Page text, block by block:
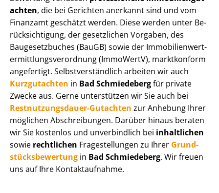
ach­ten, die bei Gerichten anerkannt sind und vom
Finanzamt geschätzt werden. Diese werden unter Be­
rück­sich­ti­gung, der gesetzlichen Vorgaben, des
Baugesetzbuches (BauGB) sowie der Im­mo­bi­li­en­wert­
ermitt­lungs­ver­ord­nung (ImmoWertV), marktkonform
angefertigt. Selbst­ver­ständ­lich arbeiten wir auch
Kurzgutachten in Bad Schmiedebergfür private
Zwecke aus. Gerne unterstützen wir Sie auch bei
Rest­nut­zungs­dau­er-Gutachten zur Anhebung Ihrer
möglichen Abschreibungen. Darüber hinaus beraten
wir Sie kostenlos und unverbindlich bei inhaltlichen
sowie rechtlichen Fragestellungen zu Ihrer Grund­
stücks­be­wer­tung in Bad Schmiedeberg. Wir freuen
uns auf Ihre Kontaktaufnahme.